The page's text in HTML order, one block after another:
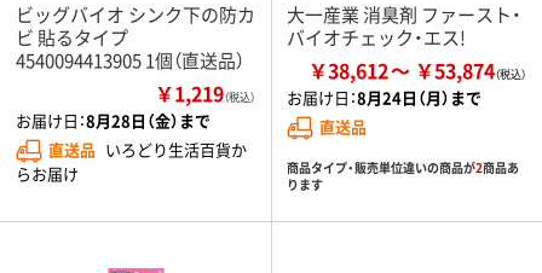
ビッグバイオ シンク下の防カ
ビ 貼るタイプ
4540094413905 1個（直送品）
￥1,219（税込）
お届け日：8月28日（金）まで
直送品 いろどり生活百貨か
らお届け
大一産業 消臭剤 ファースト・
バイオチェック・エス!
￥38,612 ￥53,874
お届け日：8月24日（月）まで
直送品
商品タイプ・販売単位違いの商品が2商品あ
ります